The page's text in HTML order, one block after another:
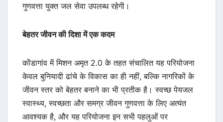
गुणवत्ता युक्त जल सेवा उपलब्ध रहेगी।
बेहतर जीवन की दिशा में एक कदम
कोंडागांव में मिशन अमृत 2.0 के तहत संचालित यह परियोजना
केवल बुनियादी ढांचे के विकास का ही नहीं, बल्कि नागरिकों के
जीवन स्तर को बेहतर बनाने का भी प्रतीक है। स्वच्छ पेयजल
स्वास्थ्य, स्वच्छता और समग्र जीवन गुणवत्ता के लिए अत्यंत
आवश्यक है, और यह परियोजना इन सभी पहलुओं पर